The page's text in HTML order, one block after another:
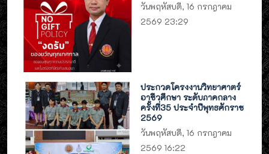
วันพฤหัสบดี, 16 กรกฎาคม
2569 23:29
ประกวดโครงงานวิทยาศาตร์
อาชีวศึกษา ระดับภาคกลาง
ครั้งที่35 ประจำปีพุทธศักราช
2569
วันพฤหัสบดี, 16 กรกฎาคม
2569 16:22